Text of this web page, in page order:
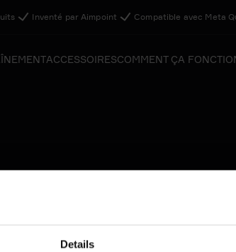
Details
Inventé par Aimpoint Compatible avec Meta
ACCESSOIRESCOMMENT ÇA